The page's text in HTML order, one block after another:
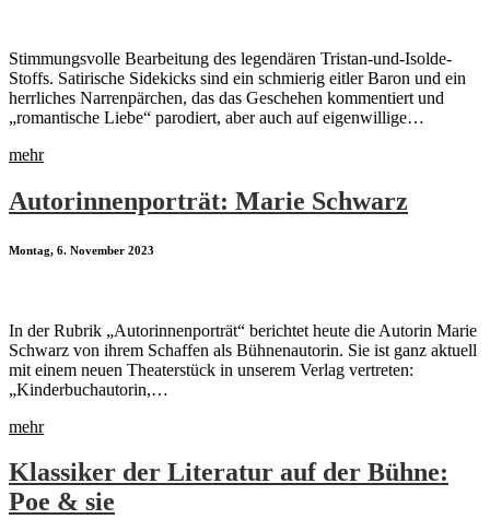
Stimmungsvolle Bearbeitung des legendären Tristan-und-Isolde-
Stoffs. Satirische Sidekicks sind ein schmierig eitler Baron und ein
herrliches Narrenpärchen, das das Geschehen kommentiert und
„romantische Liebe“ parodiert, aber auch auf eigenwillige…
mehr
Autorinnenporträt: Marie Schwarz
Montag, 6. November 2023
In der Rubrik „Autorinnenporträt“ berichtet heute die Autorin Marie
Schwarz von ihrem Schaffen als Bühnenautorin. Sie ist ganz aktuell
mit einem neuen Theaterstück in unserem Verlag vertreten:
„Kinderbuchautorin,…
mehr
Klassiker der Literatur auf der Bühne:
Poe & sie